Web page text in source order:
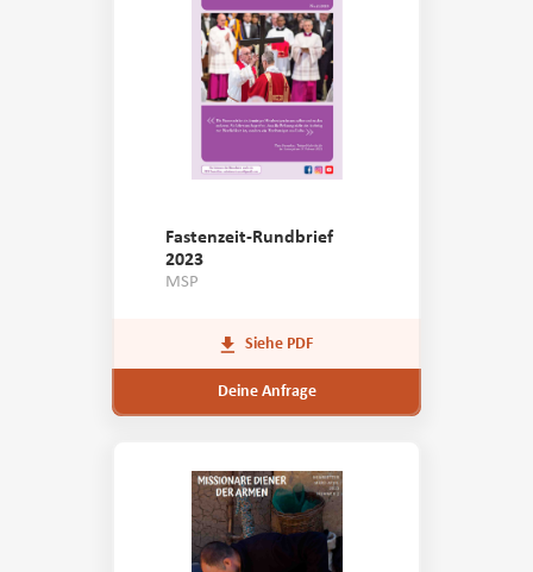
Fastenzeit-Rundbrief
2023
MSP
Siehe PDF
Deine Anfrage